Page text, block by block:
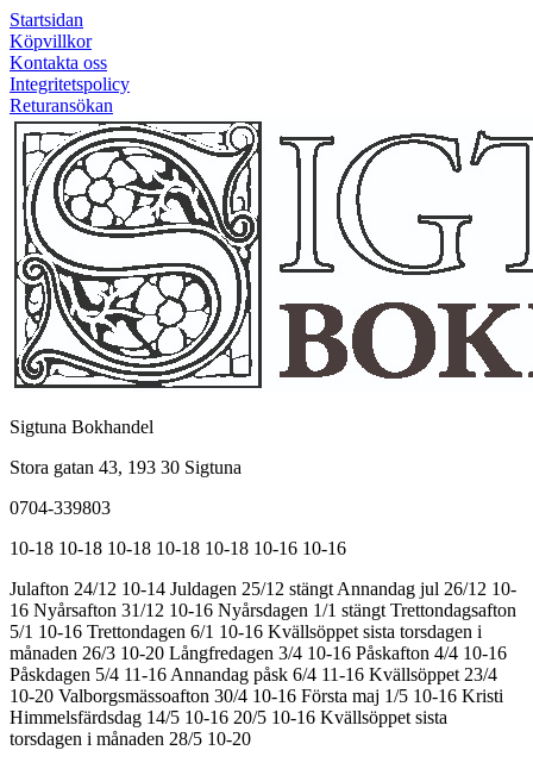
Startsidan
Köpvillkor
Kontakta oss
Integritetspolicy
Returansökan
Sigtuna Bokhandel
Stora gatan 43, 193 30 Sigtuna
0704-339803
10-18 10-18 10-18 10-18 10-18 10-16 10-16
Julafton 24/12 10-14 Juldagen 25/12 stängt Annandag jul 26/12 10-
16 Nyårsafton 31/12 10-16 Nyårsdagen 1/1 stängt Trettondagsafton
5/1 10-16 Trettondagen 6/1 10-16 Kvällsöppet sista torsdagen i
månaden 26/3 10-20 Långfredagen 3/4 10-16 Påskafton 4/4 10-16
Påskdagen 5/4 11-16 Annandag påsk 6/4 11-16 Kvällsöppet 23/4
10-20 Valborgsmässoafton 30/4 10-16 Första maj 1/5 10-16 Kristi
Himmelsfärdsdag 14/5 10-16 20/5 10-16 Kvällsöppet sista
torsdagen i månaden 28/5 10-20